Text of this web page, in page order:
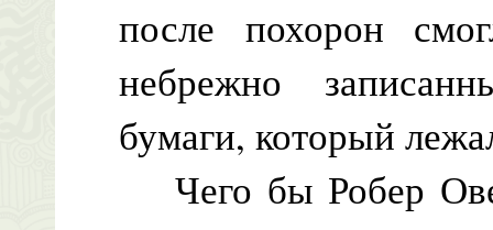
после похорон
небрежно
бумаги, который
Чего бы Робер